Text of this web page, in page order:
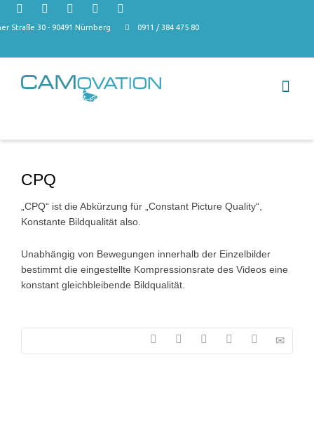
Straße 30 - 90491 Nürnberg 0911 / 384 475 80
CPQ
„CPQ“ ist die Abkürzung für „Constant Picture Quality“,
Konstante Bildqualität also.
Unabhängig von Bewegungen innerhalb der Einzelbilder
bestimmt die eingestellte Kompressionsrate des Videos eine
konstant gleichbleibende Bildqualität.